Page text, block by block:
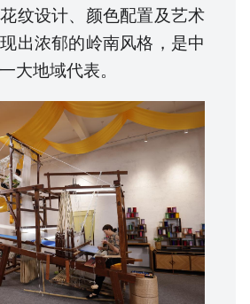
纹设计、颜色配置及艺术
出浓郁的岭南风格，是中
大地域代表。